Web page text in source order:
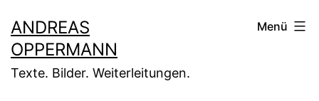
Inhalt
springen
ANDREAS
OPPERMANN
Texte. Bilder. Weiterleitungen.
Menü